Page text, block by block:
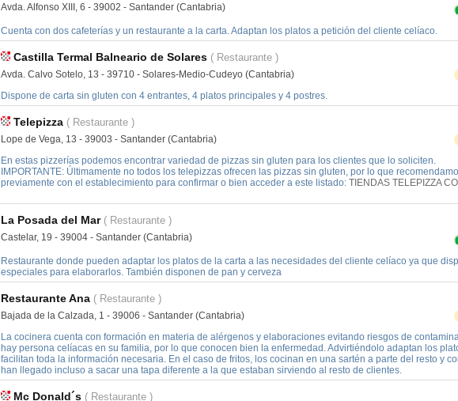
Avda. Alfonso XIII, 6 - 39002 - Santander (Cantabria)
Cuenta con dos cafeterías y un restaurante a la carta. Adaptan los platos a petición del cliente celíaco.
Castilla Termal Balneario de Solares ( Restaurante )
Avda. Calvo Sotelo, 13 - 39710 - Solares-Medio-Cudeyo (Cantabria)
Dispone de carta sin gluten con 4 entrantes, 4 platos principales y 4 postres.
Telepizza ( Restaurante )
Lope de Vega, 13 - 39003 - Santander (Cantabria)
En estas pizzerías podemos encontrar variedad de pizzas sin gluten para los clientes que lo soliciten.
IMPORTANTE: Últimamente no todos los telepizzas ofrecen las pizzas sin gluten, por lo que
previamente con el establecimiento para confirmar o bien acceder a este listado: TIENDAS TELEPIZZA
La Posada del Mar ( Restaurante )
Castelar, 19 - 39004 - Santander (Cantabria)
Restaurante donde pueden adaptar los platos de la carta a las necesidades del cliente celíaco ya que
especiales para elaborarlos. También disponen de pan y cerveza
Restaurante Ana ( Restaurante )
Bajada de la Calzada, 1 - 39006 - Santander (Cantabria)
La cocinera cuenta con formación en materia de alérgenos y elaboraciones evitando riesgos de
hay persona celíacas en su familia, por lo que conocen bien la enfermedad. Advirtiéndolo adaptan los
facilitan toda la información necesaria. En el caso de fritos, los cocinan en una sartén a parte del resto y
han llegado incluso a sacar una tapa diferente a la que estaban sirviendo al resto de clientes.
Mc Donald´s ( Restaurante )